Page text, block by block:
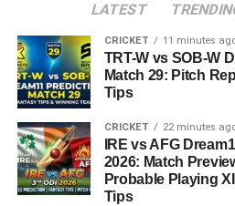
LATEST
CRICKET 11 minutes
TRT-W vs SOB-W
Match 29: Pitch
Tips
CRICKET 22 minutes
IRE vs AFG
2026: Match
Probable Playing
Tips